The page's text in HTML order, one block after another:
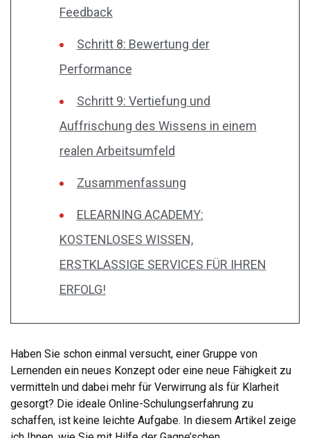
Feedback
Schritt 8: Bewertung der
Performance
Schritt 9: Vertiefung und
Auffrischung des Wissens in einem
realen Arbeitsumfeld
Zusammenfassung
ELEARNING ACADEMY:
KOSTENLOSES WISSEN,
ERSTKLASSIGE SERVICES FÜR IHREN
ERFOLG!
Haben Sie schon einmal versucht, einer Gruppe von
Lernenden ein neues Konzept oder eine neue Fähigkeit zu
vermitteln und dabei mehr für Verwirrung als für Klarheit
gesorgt? Die ideale Online-Schulungserfahrung zu
schaffen, ist keine leichte Aufgabe. In diesem Artikel zeige